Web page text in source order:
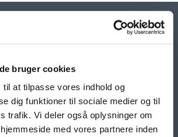
bruger cookies
at tilpasse vores indhold og
dig funktioner til sociale medier og til
trafik. Vi deler også oplysninger om
med vores partnere inden